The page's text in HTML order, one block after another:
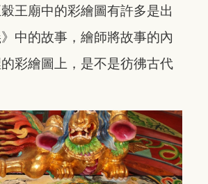
王廟中的彩繪圖有許多是出
中的故事，繪師將故事的內
彩繪圖上，是不是彷彿古代